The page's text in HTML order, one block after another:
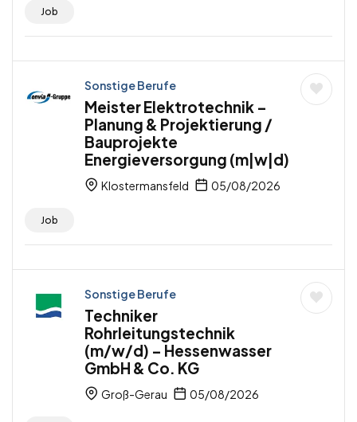
Job
Sonstige Berufe
Meister Elektrotechnik –
Planung & Projektierung /
Bauprojekte
Energieversorgung (m|w|d)
Klostermansfeld 05/08/2026
Job
Sonstige Berufe
Techniker
Rohrleitungstechnik
(m/w/d) – Hessenwasser
GmbH & Co. KG
Groß-Gerau 05/08/2026